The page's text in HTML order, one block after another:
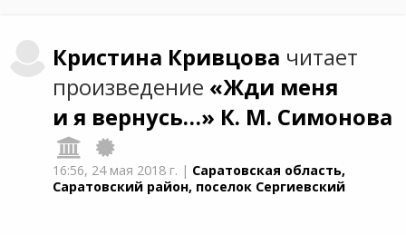
Кристина Кривцова читает
произведение «Жди меня
и я вернусь…» К. М. Симонова
16:56, 24 мая 2018 г. | Саратовская область,
Саратовский район, поселок Сергиевский